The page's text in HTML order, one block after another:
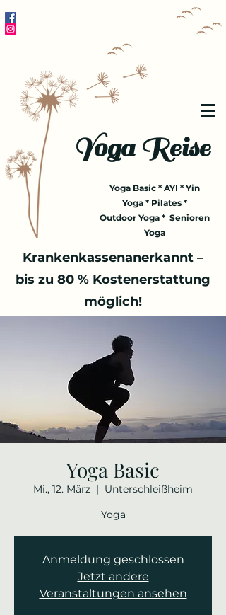
Yoga Reise
Yoga Basic * AYI * Yin
Yoga * Pilates *
Outdoor Yoga * Senioren
Yoga
Krankenkassenanerkannt –
bis zu 80 % Kostenerstattung
möglich!
Yoga Basic
Mi., 12. März
  |
Unterschleißheim
Yoga
Anmeldung geschlossen
Jetzt andere
Veranstaltungen ansehen